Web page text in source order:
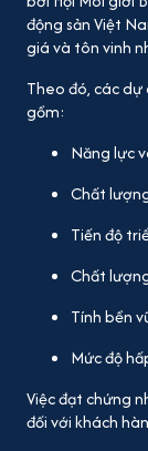
động sản Việt
giá và tôn vinh
Theo đó, các
gồm:
Năng lực
Chất
Tiến độ
Chất
Tính bền
Mức độ
Việc đạt chứng
đối với khách